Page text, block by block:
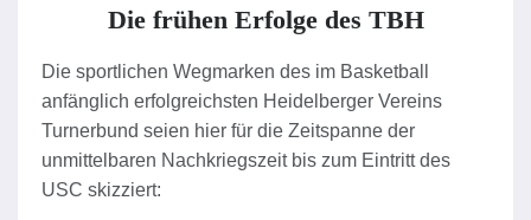
Die frühen Erfolge des TBH
Die sportlichen Wegmarken des im Basketball
anfänglich erfolgreichsten Heidelberger Vereins
Turnerbund seien hier für die Zeitspanne der
unmittelbaren Nachkriegszeit bis zum Eintritt des
USC skizziert: